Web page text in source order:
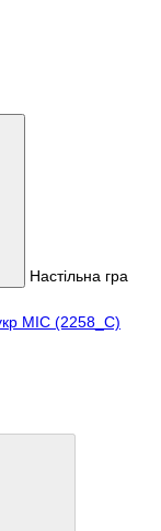
Настільна гра